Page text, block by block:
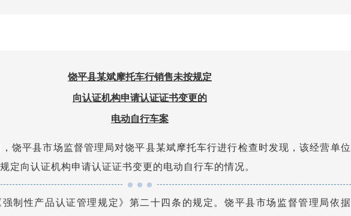
饶平县某斌摩托车行销售未按规定
向认证机构申请认证证书变更的
电动自行车案
饶平县市场监督管理局对饶平县某斌摩托车行进行检查时发现，该经营单位
定向认证机构申请认证证书变更的电动自行车的情况。
制性产品认证管理规定》第二十四条的规定。饶平县市场监督管理局依据